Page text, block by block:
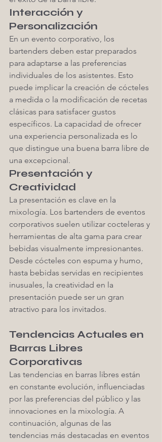
Interacción y
Personalización
En un evento corporativo, los
bartenders deben estar preparados
para adaptarse a las preferencias
individuales de los asistentes. Esto
puede implicar la creación de cócteles
a medida o la modificación de recetas
clásicas para satisfacer gustos
específicos. La capacidad de ofrecer
una experiencia personalizada es lo
que distingue una buena barra libre de
una excepcional.
Presentación y
Creatividad
La presentación es clave en la
mixología. Los bartenders de eventos
corporativos suelen utilizar cocteleras y
herramientas de alta gama para crear
bebidas visualmente impresionantes.
Desde cócteles con espuma y humo,
hasta bebidas servidas en recipientes
inusuales, la creatividad en la
presentación puede ser un gran
atractivo para los invitados.
Tendencias Actuales en
Barras Libres
Corporativas
Las tendencias en barras libres están
en constante evolución, influenciadas
por las preferencias del público y las
innovaciones en la mixología. A
continuación, algunas de las
tendencias más destacadas en eventos